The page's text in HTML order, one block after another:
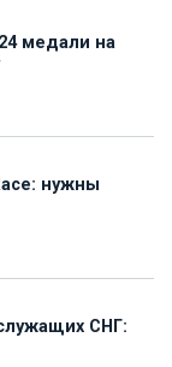
медали на
нужны
СНГ: